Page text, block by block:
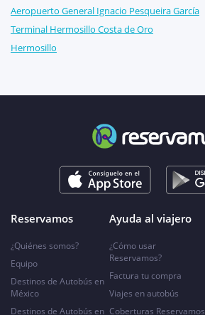
Aeropuerto General Ignacio Pesqueira García
Terminal Hermosillo Costa de Oro
Hermosillo
Reservamos
¿Quiénes somos?
Equipo
Destinos de Autobús en
México
Destinos de Autobús en
Ayuda al viajero
¿Cómo usar
Reservamos?
Factura tu compra
Viajes en autobús
Coberturas Reservamos